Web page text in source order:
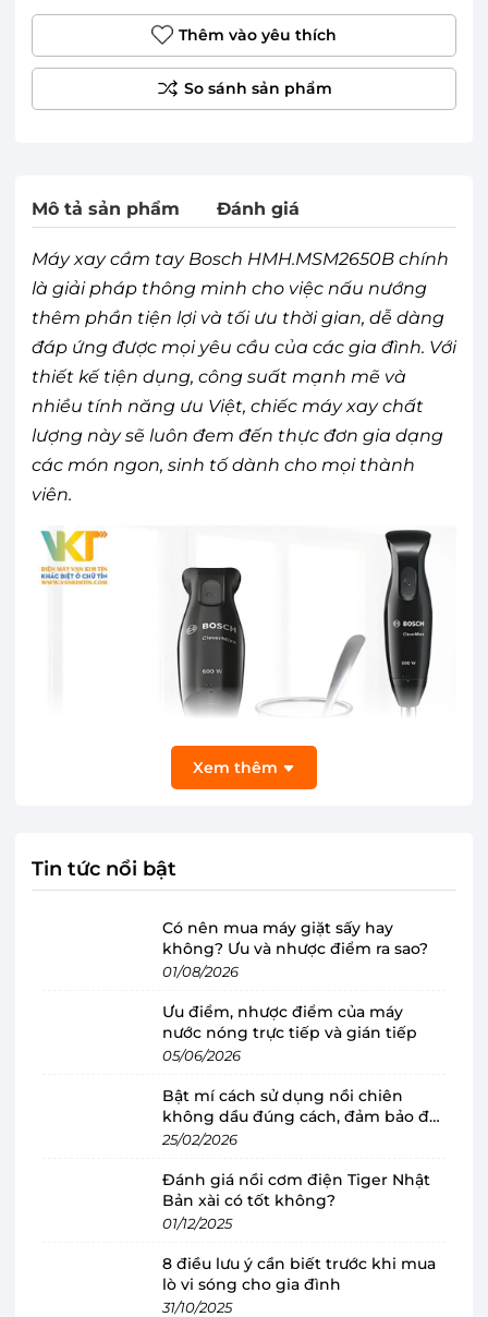
Thêm vào yêu thích
Mô tả sản phẩm Đánh giá
Máy xay cầm tay Bosch HMH.MSM2650B chính
là giải pháp thông minh cho việc nấu nướng
thêm phần tiện lợi và tối ưu thời gian, dễ dàng
đáp ứng được mọi yêu cầu của các gia đình. Với
thiết kế tiện dụng, công suất mạnh mẽ và
nhiều tính năng ưu Việt, chiếc máy xay chất
lượng này sẽ luôn đem đến thực đơn gia dạng
các món ngon, sinh tố dành cho mọi thành
viên.
Máy xay cầm tay Bosch HMH.MSM2650B
tối giản và tiện lợi
Máy xay cầm taycực kỳ nhỏ gọn, vừa vặn trong
dễ dàng hơn. Bên cạnh đó, tay cầm của máy
cũng được chế tác lượn cong, đảm bảo chống
gàng ngay ở tay cầm, bởi vậy mà việc điều chỉnh
cũng trở nên đơn giản, thao tác nhanh chóng.
Xem thêm
Tin tức nổi bật
Có nên mua máy giặt sấy hay
không? Ưu và nhược điểm ra sao?
01/08/2026
Ưu điểm, nhược điểm của máy
nước nóng trực tiếp và gián tiếp
05/06/2026
Bật mí cách sử dụng nồi chiên
không dầu đúng cách, đảm bảo độ
bền
25/02/2026
Đánh giá nồi cơm điện Tiger Nhật
Bản xài có tốt không?
01/12/2025
8 điều lưu ý cần biết trước khi mua
lò vi sóng cho gia đình
31/10/2025